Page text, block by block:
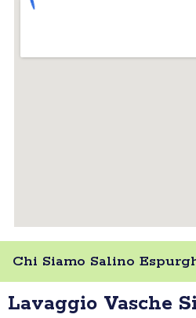
Chi Siamo Salino
Lavaggio Vasche